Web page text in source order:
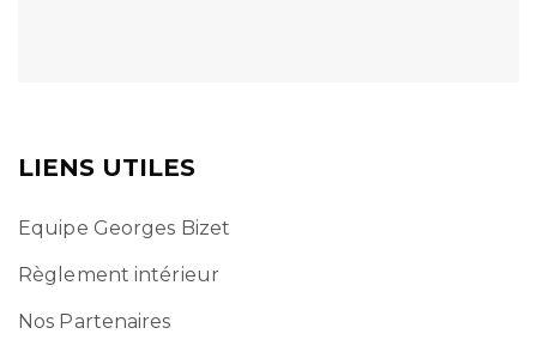
LIENS UTILES
Equipe Georges Bizet
Règlement intérieur
Nos Partenaires